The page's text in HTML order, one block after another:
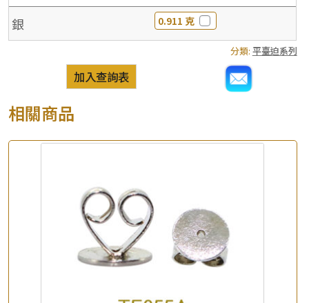
銀 0.911 克
分類: 平臺迫系列
加入查詢表
相關商品